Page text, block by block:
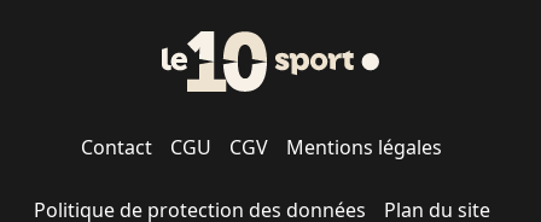
Contact CGU CGV Mentions légales
Politique de protection des données Plan du site